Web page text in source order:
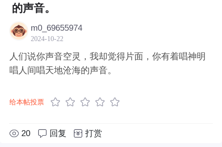
的声音。
m0_69655974
2024-10-22
人们说你声音空灵，我却觉得片面，你有着唱神明
唱人间唱天地沧海的声音。
给本帖投票
20 回复 打赏